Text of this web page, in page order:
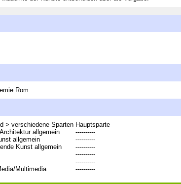
Rom
> verschiedene Sparten Hauptsparte
allgemein
----------
allgemein
----------
Kunst allgemein
----------
----------
----------
Multimedia
----------